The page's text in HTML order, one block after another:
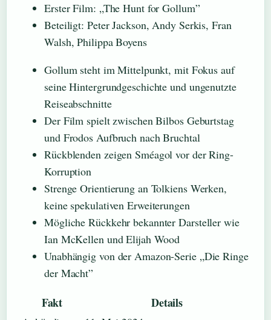
Erster Film: „The Hunt for Gollum”
Beteiligt: Peter Jackson, Andy Serkis, Fran
Walsh, Philippa Boyens
Gollum steht im Mittelpunkt, mit Fokus auf
seine Hintergrundgeschichte und ungenutzte
Reiseabschnitte
Der Film spielt zwischen Bilbos Geburtstag
und Frodos Aufbruch nach Bruchtal
Rückblenden zeigen Sméagol vor der Ring-
Korruption
Strenge Orientierung an Tolkiens Werken,
keine spekulativen Erweiterungen
Mögliche Rückkehr bekannter Darsteller wie
Ian McKellen und Elijah Wood
Unabhängig von der Amazon-Serie „Die Ringe
der Macht”
Fakt Details